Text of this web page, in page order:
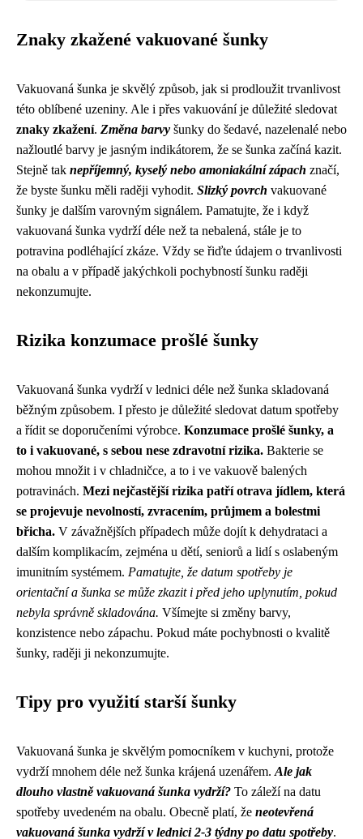
Znaky zkažené vakuované šunky
Vakuovaná šunka je skvělý způsob, jak si prodloužit trvanlivost
této oblíbené uzeniny. Ale i přes vakuování je důležité sledovat
znaky zkažení. Změna barvy šunky do šedavé, nazelenalé nebo
nažloutlé barvy je jasným indikátorem, že se šunka začíná kazit.
Stejně tak nepříjemný, kyselý nebo amoniakální zápach značí,
že byste šunku měli raději vyhodit. Slizký povrch vakuované
šunky je dalším varovným signálem. Pamatujte, že i když
vakuovaná šunka vydrží déle než ta nebalená, stále je to
potravina podléhající zkáze. Vždy se řiďte údajem o trvanlivosti
na obalu a v případě jakýchkoli pochybností šunku raději
nekonzumujte.
Rizika konzumace prošlé šunky
Vakuovaná šunka vydrží v lednici déle než šunka skladovaná
běžným způsobem. I přesto je důležité sledovat datum spotřeby
a řídit se doporučeními výrobce. Konzumace prošlé šunky, a
to i vakuované, s sebou nese zdravotní rizika. Bakterie se
mohou množit i v chladničce, a to i ve vakuově balených
potravinách. Mezi nejčastější rizika patří otrava jídlem, která
se projevuje nevolností, zvracením, průjmem a bolestmi
břicha. V závažnějších případech může dojít k dehydrataci a
dalším komplikacím, zejména u dětí, seniorů a lidí s oslabeným
imunitním systémem. Pamatujte, že datum spotřeby je
orientační a šunka se může zkazit i před jeho uplynutím, pokud
nebyla správně skladována. Všímejte si změny barvy,
konzistence nebo zápachu. Pokud máte pochybnosti o kvalitě
šunky, raději ji nekonzumujte.
Tipy pro využití starší šunky
Vakuovaná šunka je skvělým pomocníkem v kuchyni, protože
vydrží mnohem déle než šunka krájená uzenářem. Ale jak
dlouho vlastně vakuovaná šunka vydrží? To záleží na datu
spotřeby uvedeném na obalu. Obecně platí, že neotevřená
vakuovaná šunka vydrží v lednici 2-3 týdny po datu spotřeby.